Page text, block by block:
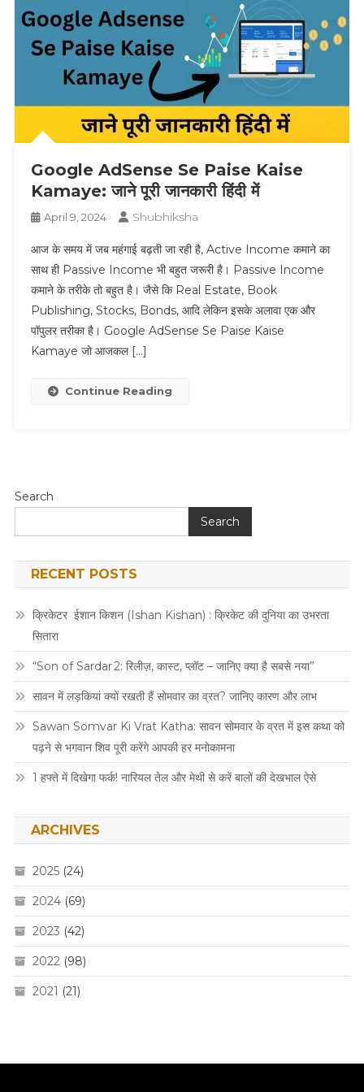
Google AdSense Se Paise Kaise
Kamaye: जाने पूरी जानकारी हिंदी में
April 9, 2024 Shubhiksha
आज के समय में जब महंगाई बढ़ती जा रही है, Active Income कमाने का
साथ ही Passive Income भी बहुत जरूरी है। Passive Income
कमाने के तरीके तो बहुत है। जैसे कि Real Estate, Book
Publishing, Stocks, Bonds, आदि लेकिन इसके अलावा एक और
पॉपुलर तरीका है। Google AdSense Se Paise Kaise
Kamaye जो आजकल […]
Continue Reading
Search
Search
RECENT POSTS
क्रिकेटर ईशान किशन (Ishan Kishan) : क्रिकेट की दुनिया का उभरता
सितारा
“Son of Sardar 2: रिलीज़, कास्ट, प्लॉट – जानिए क्या है सबसे नया”
सावन में लड़कियां क्यों रखती हैं सोमवार का व्रत? जानिए कारण और लाभ
Sawan Somvar Ki Vrat Katha: सावन सोमवार के व्रत में इस कथा को
पढ़ने से भगवान शिव पूरी करेंगे आपकी हर मनोकामना
1 हफ्ते में दिखेगा फर्क! नारियल तेल और मेथी से करें बालों की देखभाल ऐसे
ARCHIVES
2025(24)
2024(69)
2023 (42)
2022(98)
2021 (21)